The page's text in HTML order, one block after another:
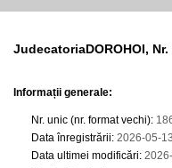
JudecatoriaDOROHOI,
Informații generale:
Nr. unic (nr. format vechi):
Data înregistrării: 2026-05-13
Data ultimei modificări: